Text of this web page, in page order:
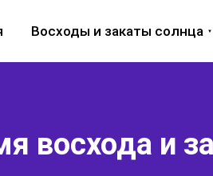
Восходы и закаты солнца
восхода и